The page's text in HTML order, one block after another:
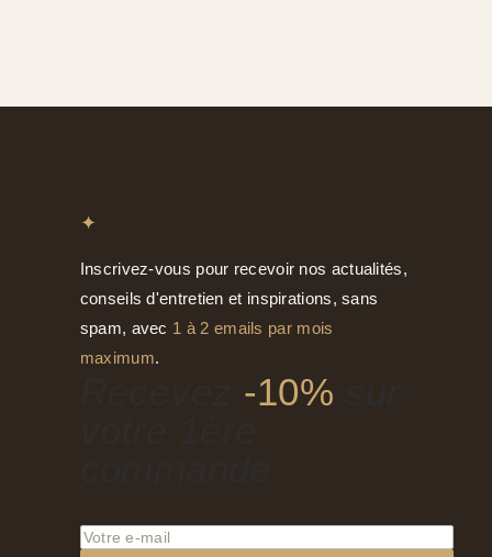
✦
Inscrivez-vous pour recevoir nos actualités,
conseils d'entretien et inspirations, sans
spam, avec 1 à 2 emails par mois
maximum.
-10%